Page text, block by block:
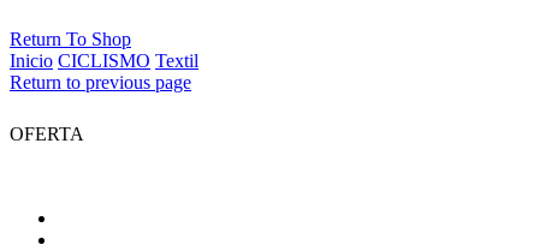
Return To Shop
Inicio CICLISMO Textil
Return to previous page
OFERTA